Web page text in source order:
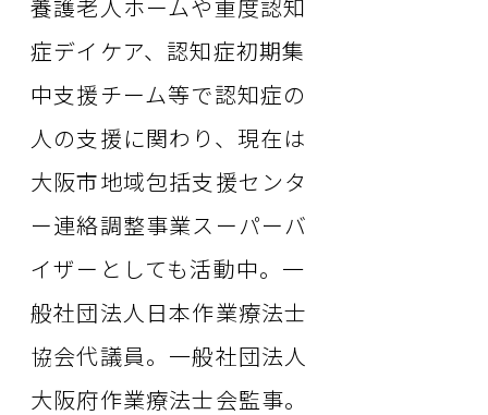
養護老人ホームや重度認知
症デイケア、認知症初期集
中支援チーム等で認知症の
人の支援に関わり、現在は
大阪市地域包括支援センタ
ー連絡調整事業スーパーバ
イザーとしても活動中。一
般社団法人日本作業療法士
協会代議員。一般社団法人
大阪府作業療法士会監事。